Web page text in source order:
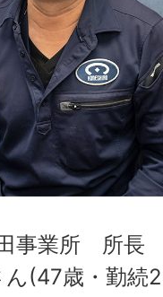
事業所 所長
ん(47歳・勤続